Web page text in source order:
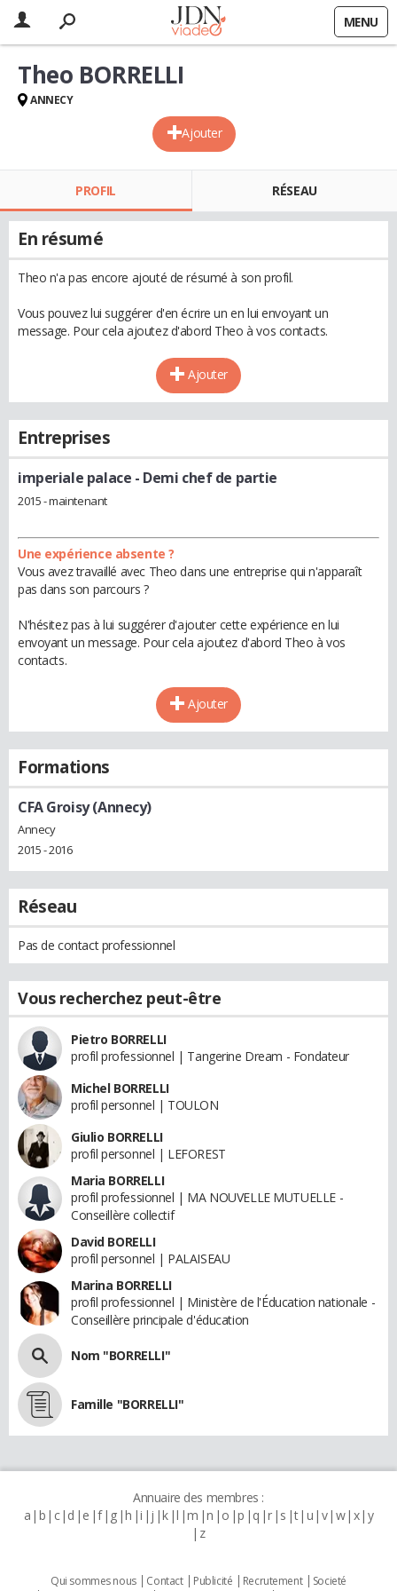
MENU
Ajouter
Theo BORRELLI
ANNECY
PROFIL RÉSEAU
En résumé
Theo n'a pas encore ajouté de résumé à son profil.
Vous pouvez lui suggérer d'en écrire un en lui envoyant un
message. Pour cela ajoutez d'abord Theo à vos contacts.
Ajouter
Entreprises
imperiale palace - Demi chef de partie
2015 - maintenant
Une expérience absente ?
Vous avez travaillé avec Theo dans une entreprise qui n'apparaît
pas dans son parcours ?
N'hésitez pas à lui suggérer d'ajouter cette expérience en lui
envoyant un message. Pour cela ajoutez d'abord Theo à vos
contacts.
Ajouter
Formations
CFA Groisy (Annecy)
Annecy
2015 - 2016
Réseau
Pas de contact professionnel
Vous recherchez peut-être
Pietro BORRELLI
profil professionnel | Tangerine Dream - Fondateur
Michel BORRELLI
profil personnel | TOULON
Giulio BORRELLI
profil personnel | LEFOREST
Maria BORRELLI
profil professionnel | MA NOUVELLE MUTUELLE -
Conseillère collectif
David BORELLI
profil personnel | PALAISEAU
Marina BORRELLI
profil professionnel | Ministère de l'Éducation nationale -
Conseillère principale d'éducation
Nom "BORRELLI"
Famille "BORRELLI"
Annuaire des membres :
a b c d e f g h i j k l m n o p q r s t u v w x y
z
Qui sommes nous Contact Publicité Recrutement
Societé